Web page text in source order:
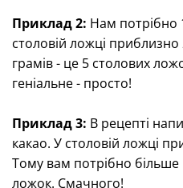
Приклад 2: Нам потрібно
столовій ложці
грамів - це 5 столових
геніальне - просто!
Приклад 3: В рецепті
какао. У столовій ложці
Тому вам потрібно
ложок. Смачного!